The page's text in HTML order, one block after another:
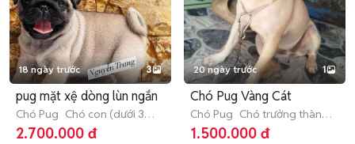
18 ngày trước 3
pug mặt xệ dòng lùn ngắn
Chó Pug Chó con (dưới 3
tháng tuổi)
2.700.000 đ
20 ngày trước 1
Chó Pug Vàng Cát
Chó Pug Chó trưởng thành
(hơn 1 tuổi)
1.500.000 đ